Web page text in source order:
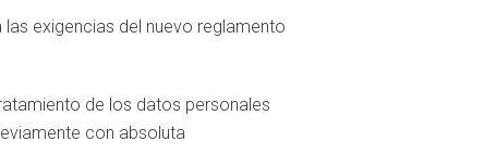
exigencias del nuevo reglamento
de los datos personales
con absoluta